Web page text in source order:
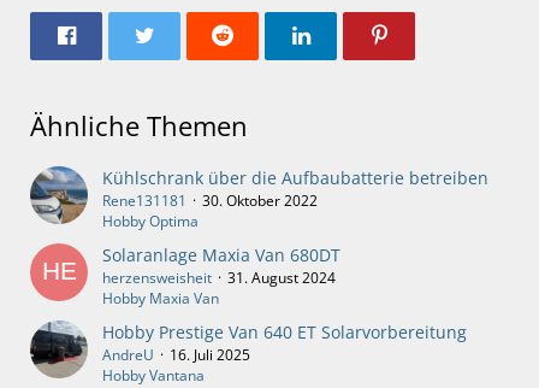
Ähnliche Themen
Kühlschrank über die Aufbaubatterie betreiben
Rene131181
30. Oktober 2022
Hobby Optima
Solaranlage Maxia Van 680DT
herzensweisheit
31. August 2024
Hobby Maxia Van
Hobby Prestige Van 640 ET Solarvorbereitung
AndreU
16. Juli 2025
Hobby Vantana